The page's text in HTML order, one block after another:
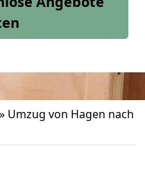
» Umzug von Hagen nach